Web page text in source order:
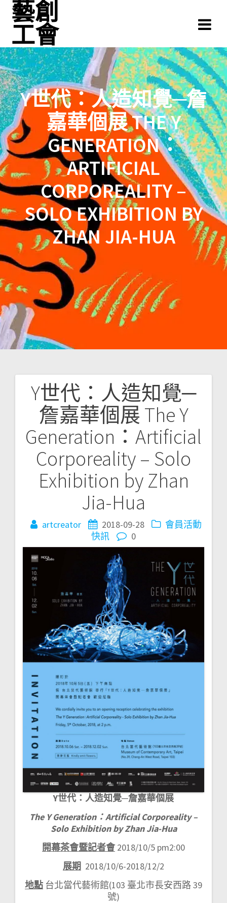
藝創
工會
Y世代：人造知覺─詹
嘉華個展 THE Y
GENERATION：
ARTIFICIAL
CORPOREALITY –
SOLO EXHIBITION BY
ZHAN JIA-HUA
Y世代：人造知覺─
詹嘉華個展 The Y
Generation：Artificial
Corporeality – Solo
Exhibition by Zhan
Jia-Hua
artcreator 2018-09-28
會員活動
快訊
0
Y世代：人造知覺─詹嘉華個展
The Y Generation：Artificial Corporeality –
Solo Exhibition by Zhan Jia-Hua
開幕茶會暨記者會2018/10/5 pm2:00
展期 2018/10/6-2018/12/2
地點 台北當代藝術館(103 臺北市長安西路 39
號)
文
導